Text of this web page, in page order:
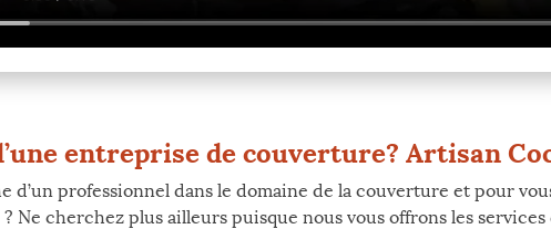
entreprise de couverture? Artisan
d’un professionnel dans le domaine de la couverture et pour
Ne cherchez plus ailleurs puisque nous vous offrons les